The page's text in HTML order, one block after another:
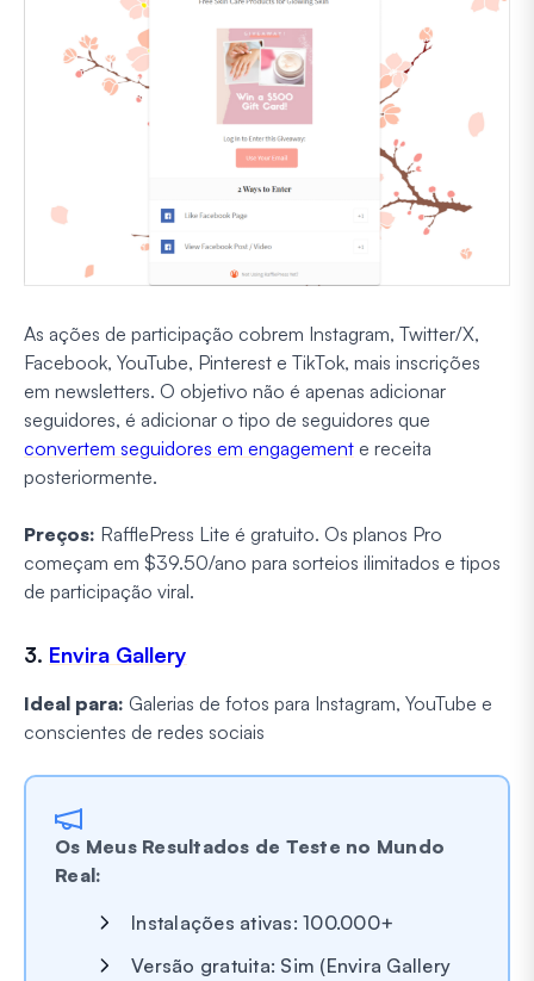
As ações de participação cobrem Instagram, Twitter/X,
Facebook, YouTube, Pinterest e TikTok, mais inscrições
em newsletters. O objetivo não é apenas adicionar
seguidores, é adicionar o tipo de seguidores que
convertem seguidores em engagement e receita
posteriormente.
Preços: RafflePress Lite é gratuito. Os planos Pro
começam em $39.50/ano para sorteios ilimitados e tipos
de participação viral.
3. Envira Gallery
Ideal para: Galerias de fotos para Instagram, YouTube e
conscientes de redes sociais
Os Meus Resultados de Teste no Mundo
Real:
Instalações ativas: 100.000+
Versão gratuita: Sim (Envira Gallery